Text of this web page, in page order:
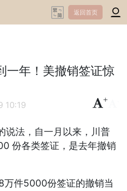
返回首页
一年！美撤销签证惊
10:19
+
说法，自一月以来，川普
份各类签证，是去年撤销
万件5000份签证的撤销当